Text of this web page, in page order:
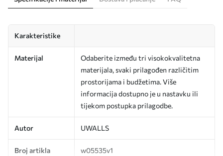
Karakteristike
Materijal
Odaberite između tri visokokvalitetna
materijala, svaki prilagođen različitim
prostorijama i budžetima. Više
informacija dostupno je u nastavku ili
tijekom postupka prilagodbe.
Autor UWALLS
Broj artikla w05535v1